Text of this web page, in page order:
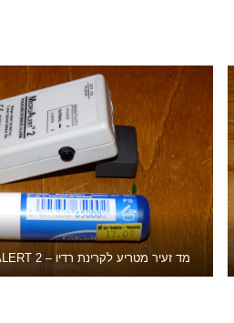
מד זעיר מטריע לקרינת רדיו – MICROALERT 2